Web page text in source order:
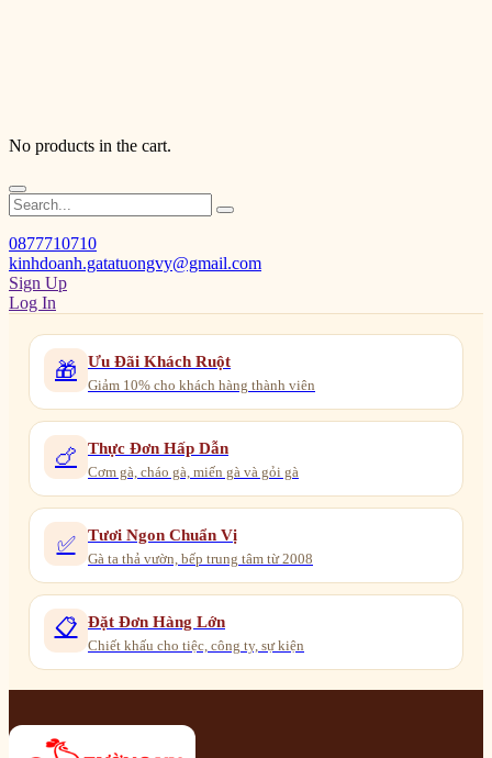
No products in the cart.
0877710710
kinhdoanh.gatatuongvy@gmail.com
Sign Up
Log In
🎁 Ưu Đãi Khách Ruột
Giảm 10% cho khách hàng thành viên
🍗 Thực Đơn Hấp Dẫn
Cơm gà, cháo gà, miến gà và gỏi gà
✅ Tươi Ngon Chuẩn Vị
Gà ta thả vườn, bếp trung tâm từ 2008
📋 Đặt Đơn Hàng Lớn
Chiết khấu cho tiệc, công ty, sự kiện